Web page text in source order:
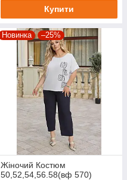
Купити
Новинка –25%
Жіночий Костюм
50,52,54,56.58(вф 570)